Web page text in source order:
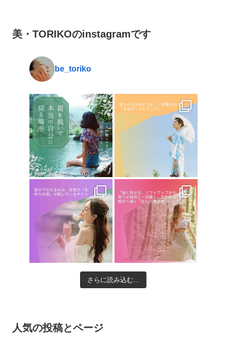
美・TORIKOのinstagramです
be_toriko
さらに読み込む...
人気の投稿とページ